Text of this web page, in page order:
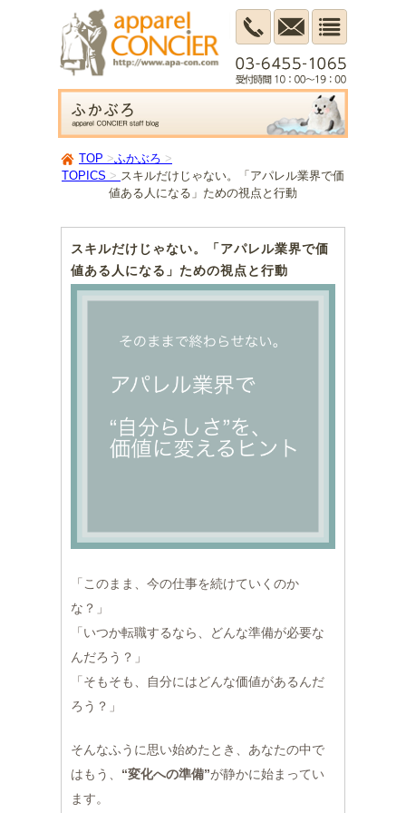
TOP
ふかぶろ
TOPICS
スキルだけじゃない。「アパレル業界で価
値ある人になる」ための視点と行動
スキルだけじゃない。「アパレル業界で価
値ある人になる」ための視点と行動
「このまま、今の仕事を続けていくのか
な？」
「いつか転職するなら、どんな準備が必要な
んだろう？」
「そもそも、自分にはどんな価値があるんだ
ろう？」
そんなふうに思い始めたとき、あなたの中で
はもう、 “変化への準備”が静かに始まってい
ます。